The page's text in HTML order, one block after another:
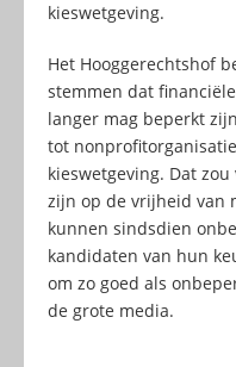
kieswetgeving.
Het Hooggerechtshof
stemmen dat
langer mag beperkt
tot
kieswetgeving. Dat
zijn op de vrijheid van
kunnen sindsdien
kandidaten van hun
om zo goed als
de grote media.